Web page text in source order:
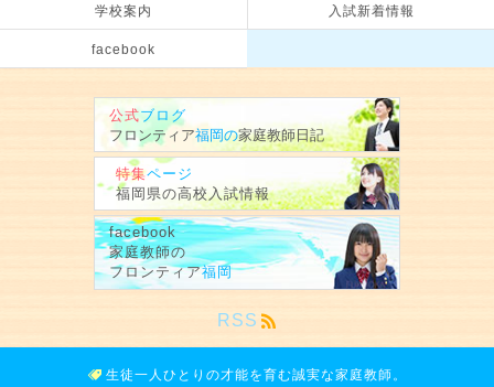
学校案内 入試新着情報
facebook
公式ブログ
フロンティア福岡の家庭教師日記
特集ページ
福岡県の高校入試情報
facebook
家庭教師の
フロンティア福岡
RSS
生徒一人ひとりの才能を育む誠実な家庭教師。